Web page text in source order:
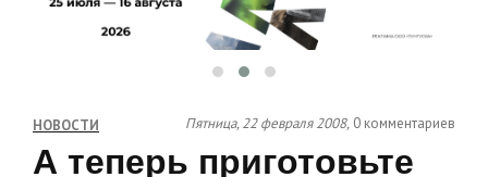
НОВОСТИ Пятница, 22 февраля 2008, 0 комментариев
А теперь приготовьте